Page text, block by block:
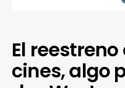
El
cines, algo